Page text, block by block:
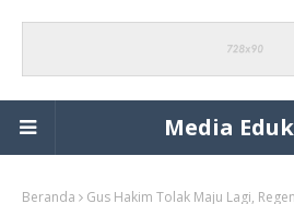
Media
Beranda
Gus Hakim Tolak Maju Lagi,